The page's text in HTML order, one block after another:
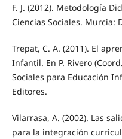
F. J. (2012). Metodología
Ciencias Sociales. Murcia:
Trepat, C. A. (2011). El
Infantil. En P. Rivero
Sociales para Educación
Editores.
Vilarrasa, A. (2002). Las
para la integración